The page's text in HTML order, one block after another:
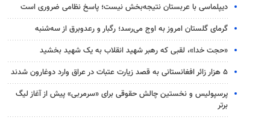
دیپلماسی با عربستان نتیجه‌بخش نیست؛ پاسخ نظامی ضروری است
گرمای گلستان امروز به اوج می‌رسد؛ رگبار و رعدوبرق از سه‌شنبه
«حجت خدا»، لقبی که رهبر شهید انقلاب به یک شهید بخشید
۵ هزار زائر افغانستانی به قصد زیارت عتبات در عراق وارد دوغارون شدند
پرسپولیس و نخستین چالش حقوقی برای «سرمربی» پیش از آغاز لیگ
برتر